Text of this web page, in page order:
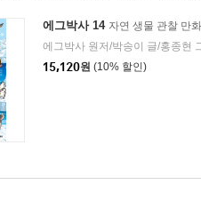
에그박사 14 자연 생물 관찰 만화
에그박사 원저/박송이 글/홍종현
15,120원 (10% 할인)